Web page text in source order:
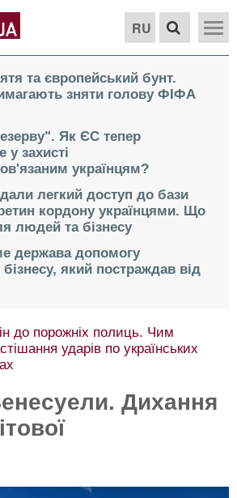
RU
та європейський бунт.
зняти голову ФІФА
Як ЄС тепер
у захисті
українцям?
легкий доступ до бази
кордону українцями. Що
людей та бізнесу
держава допомогу
який постраждав від
до порожніх полиць. Чим
ударів по українських
Дихання